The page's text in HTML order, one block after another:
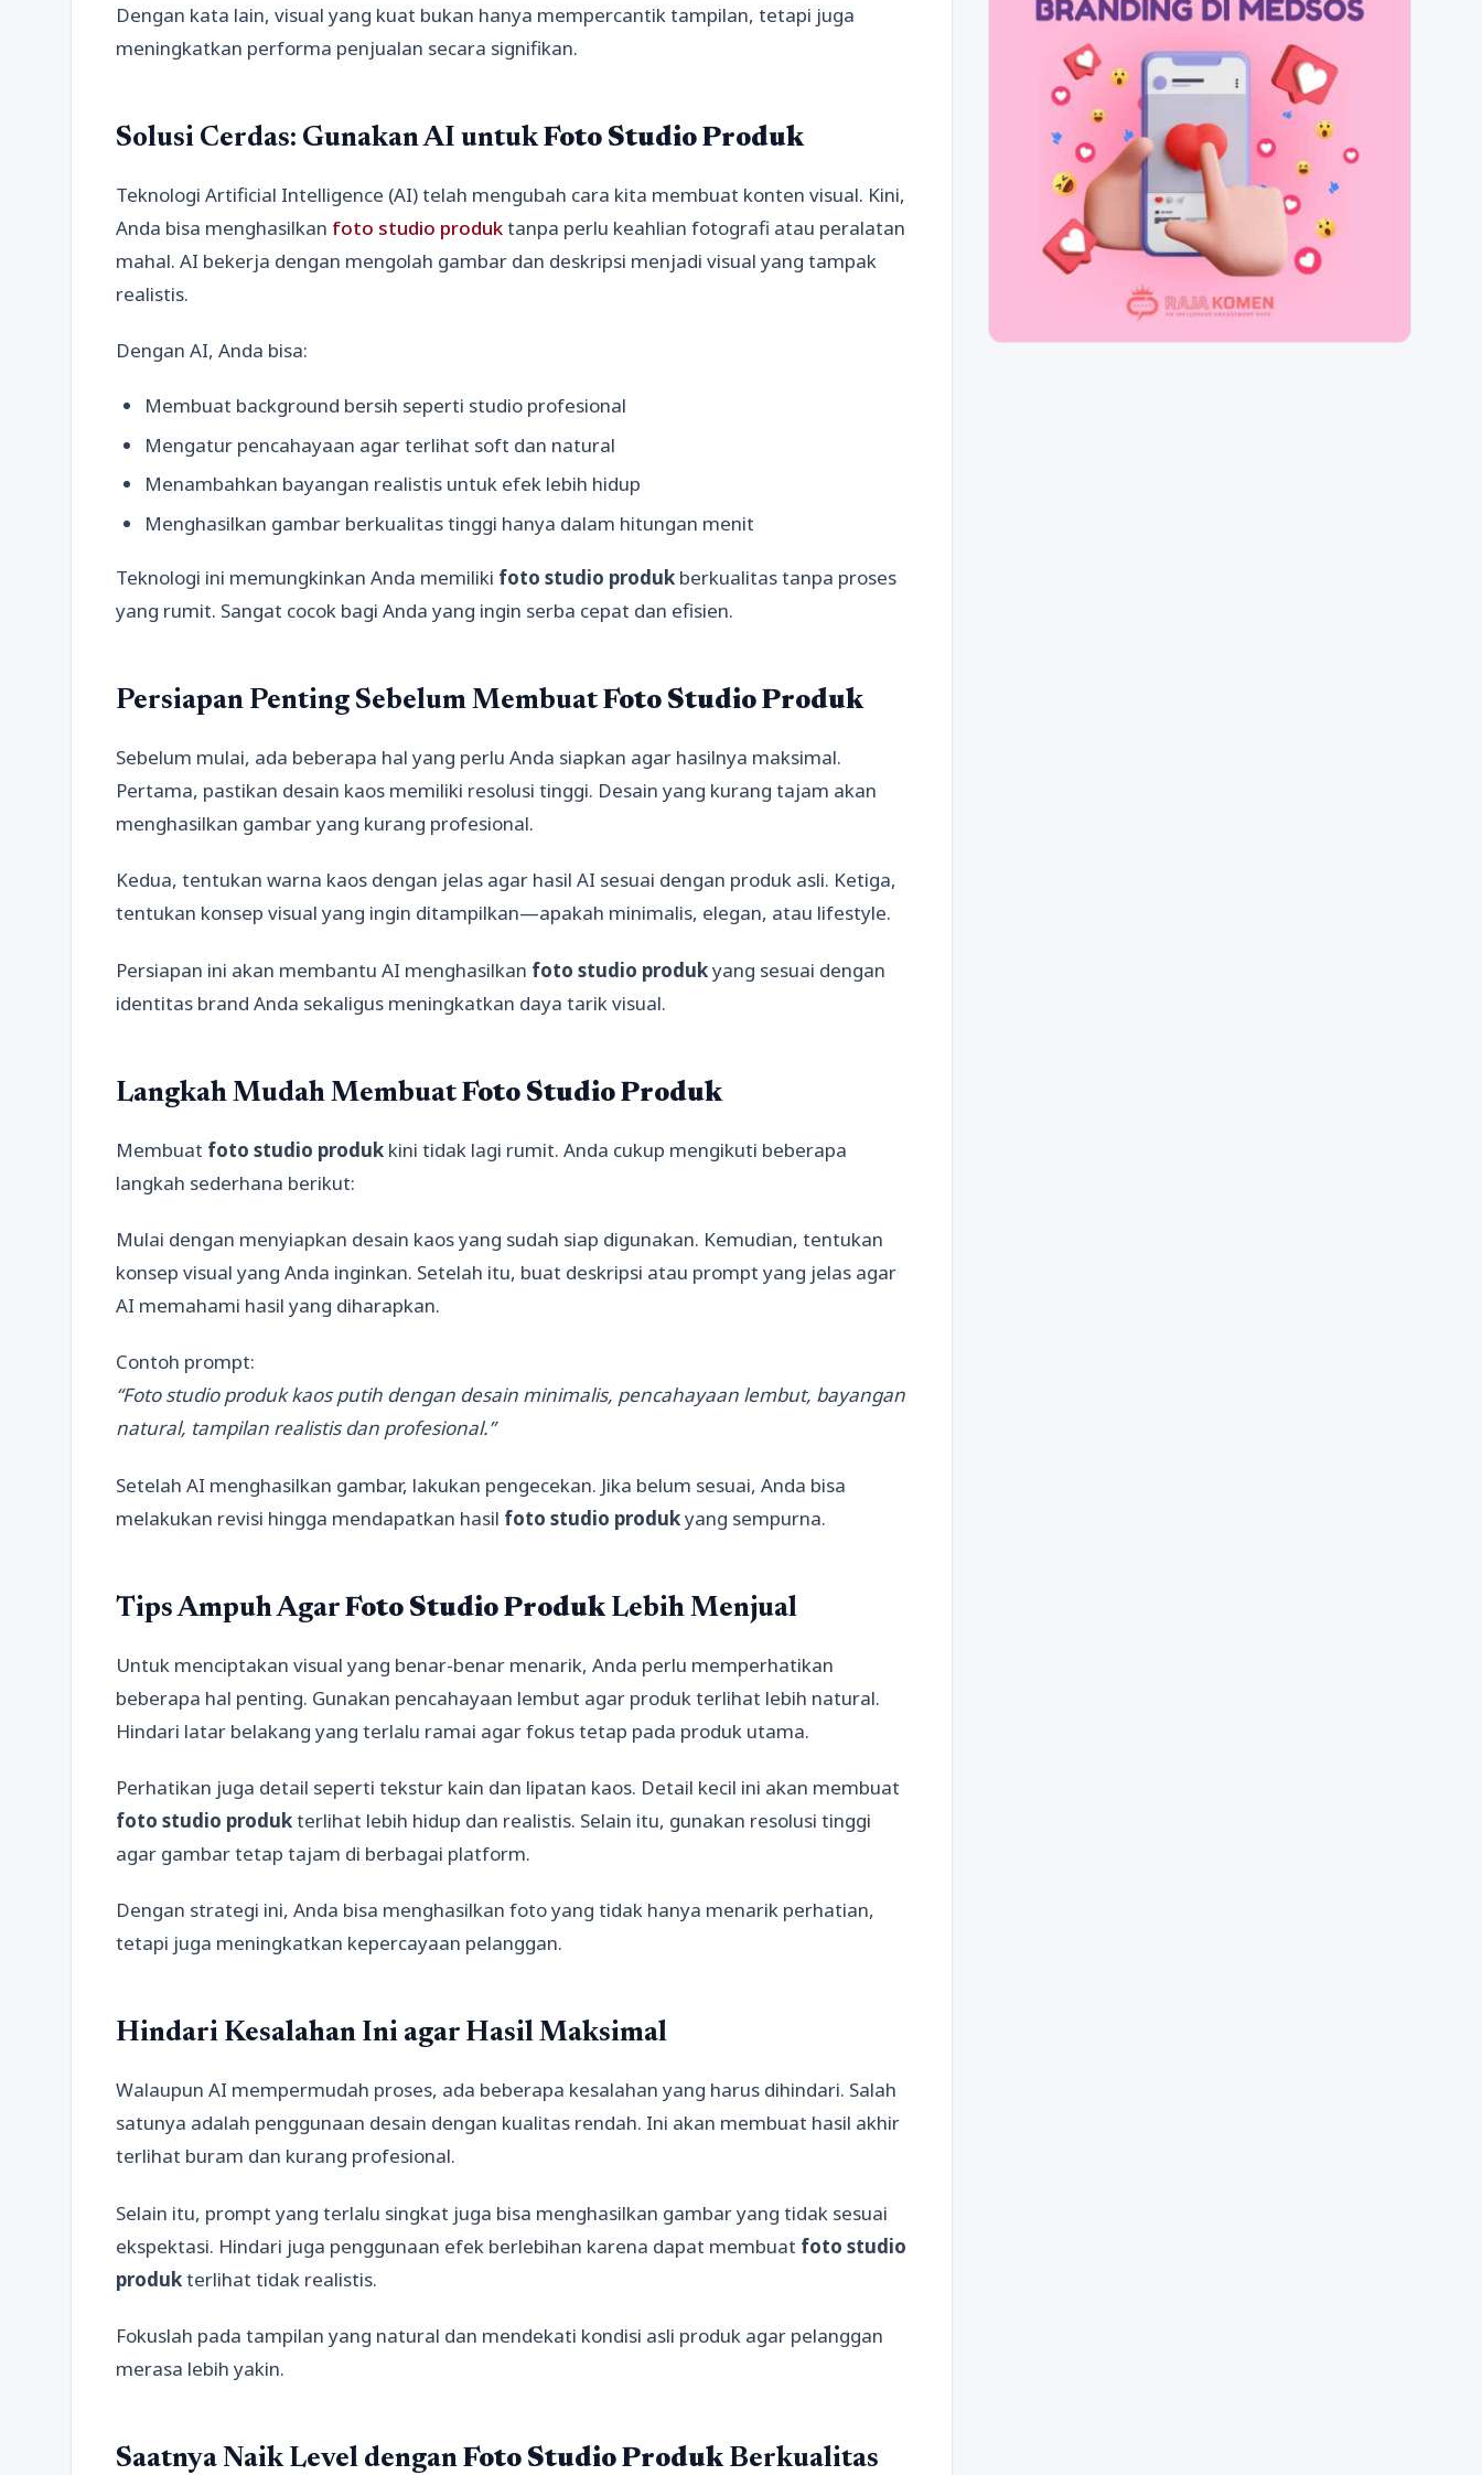
Dengan kata lain, visual yang kuat bukan hanya mempercantik tampilan, tetapi juga
meningkatkan performa penjualan secara signifikan.
Solusi Cerdas: Gunakan AI untukFoto Studio Produk
Teknologi Artificial Intelligence (AI) telah mengubah cara kita membuat konten visual. Kini,
Anda bisa menghasilkan foto studio produktanpa perlu keahlian fotografi atau peralatan
mahal. AI bekerja dengan mengolah gambar dan deskripsi menjadi visual yang tampak
realistis.
Dengan AI, Anda bisa:
Membuat background bersih seperti studio profesional
Mengatur pencahayaan agar terlihat soft dan natural
Menambahkan bayangan realistis untuk efek lebih hidup
Menghasilkan gambar berkualitas tinggi hanya dalam hitungan menit
Teknologi ini memungkinkan Anda memiliki foto studio produk berkualitas tanpa proses
yang rumit. Sangat cocok bagi Anda yang ingin serba cepat dan efisien.
Persiapan Penting Sebelum MembuatFoto Studio Produk
Sebelum mulai, ada beberapa hal yang perlu Anda siapkan agar hasilnya maksimal.
Pertama, pastikan desain kaos memiliki resolusi tinggi. Desain yang kurang tajam akan
menghasilkan gambar yang kurang profesional.
Kedua, tentukan warna kaos dengan jelas agar hasil AI sesuai dengan produk asli. Ketiga,
tentukan konsep visual yang ingin ditampilkan—apakah minimalis, elegan, atau lifestyle.
Persiapan ini akan membantu AI menghasilkan foto studio produkyang sesuai dengan
identitas brand Anda sekaligus meningkatkan daya tarik visual.
Langkah Mudah MembuatFoto Studio Produk
Membuat foto studio produk kini tidak lagi rumit. Anda cukup mengikuti beberapa
langkah sederhana berikut:
Mulai dengan menyiapkan desain kaos yang sudah siap digunakan. Kemudian, tentukan
konsep visual yang Anda inginkan. Setelah itu, buat deskripsi atau prompt yang jelas agar
AI memahami hasil yang diharapkan.
Contoh prompt:
“Foto studio produk kaos putih dengan desain minimalis, pencahayaan lembut, bayangan
natural, tampilan realistis dan profesional.”
Setelah AI menghasilkan gambar, lakukan pengecekan. Jika belum sesuai, Anda bisa
melakukan revisi hingga mendapatkan hasil foto studio produkyang sempurna.
Tips Ampuh AgarFoto Studio ProdukLebih Menjual
Untuk menciptakan visual yang benar-benar menarik, Anda perlu memperhatikan
beberapa hal penting. Gunakan pencahayaan lembut agar produk terlihat lebih natural.
Hindari latar belakang yang terlalu ramai agar fokus tetap pada produk utama.
Perhatikan juga detail seperti tekstur kain dan lipatan kaos. Detail kecil ini akan membuat
foto studio produkterlihat lebih hidup dan realistis. Selain itu, gunakan resolusi tinggi
agar gambar tetap tajam di berbagai platform.
Dengan strategi ini, Anda bisa menghasilkan foto yang tidak hanya menarik perhatian,
tetapi juga meningkatkan kepercayaan pelanggan.
Hindari Kesalahan Ini agar Hasil Maksimal
Walaupun AI mempermudah proses, ada beberapa kesalahan yang harus dihindari. Salah
satunya adalah penggunaan desain dengan kualitas rendah. Ini akan membuat hasil akhir
terlihat buram dan kurang profesional.
Selain itu, prompt yang terlalu singkat juga bisa menghasilkan gambar yang tidak sesuai
ekspektasi. Hindari juga penggunaan efek berlebihan karena dapat membuat foto studio
produkterlihat tidak realistis.
Fokuslah pada tampilan yang natural dan mendekati kondisi asli produk agar pelanggan
merasa lebih yakin.
Saatnya Naik Level denganFoto Studio ProdukBerkualitas